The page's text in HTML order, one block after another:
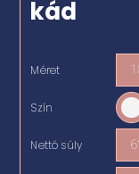
kád
Méret
Szín
Nettó súly